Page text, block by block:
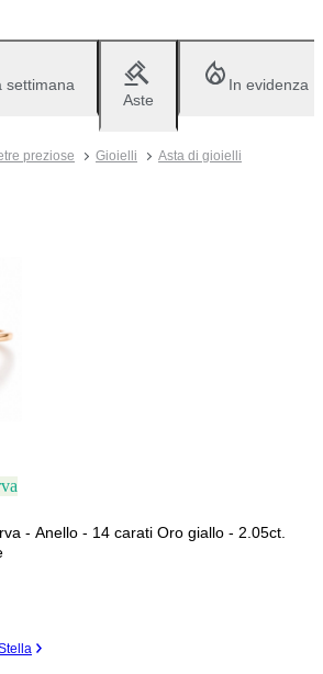
settimana
Aste
In evidenza
preziose Gioielli
Asta di gioielli
Anello - 14 carati Oro giallo - 2.05ct.